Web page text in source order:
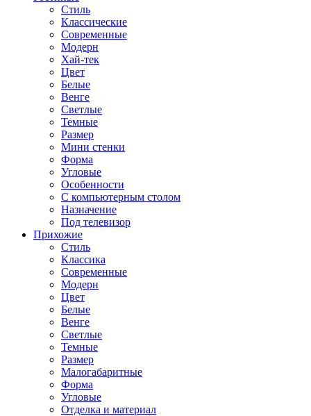
Стиль
Классические
Современные
Модерн
Хай-тек
Цвет
Белые
Венге
Светлые
Темные
Размер
Мини стенки
Форма
Угловые
Особенности
С компьютерным столом
Назначение
Под телевизор
Прихожие
Стиль
Классика
Современные
Модерн
Цвет
Белые
Венге
Светлые
Темные
Размер
Малогабаритные
Форма
Угловые
Отделка и материал